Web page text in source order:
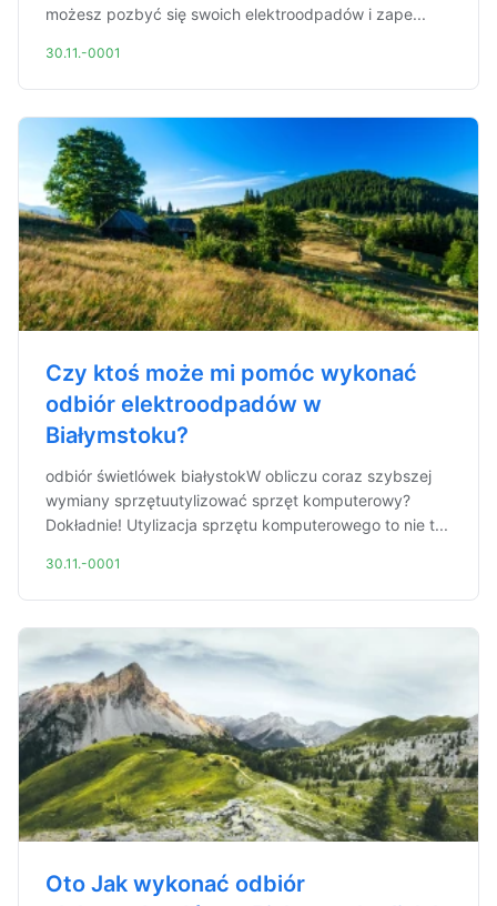
możesz pozbyć się swoich elektroodpadów i zape...
30.11.-0001
Czy ktoś może mi pomóc wykonać
odbiór elektroodpadów w
Białymstoku?
odbiór świetlówek białystokW obliczu coraz szybszej
wymiany sprzętuutylizować sprzęt komputerowy?
Dokładnie! Utylizacja sprzętu komputerowego to nie t...
30.11.-0001
Oto Jak wykonać odbiór